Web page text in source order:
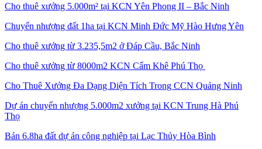
Cho thuê xưởng 5.000m² tại KCN Yên Phong II – Bắc Ninh
Chuyển nhượng đất 1ha tại KCN Minh Đức Mỹ Hào Hưng Yên
Cho thuê xưởng từ 3.235,5m2 ở Đáp Cầu, Bắc Ninh
Cho thuê xưởng từ 8000m2 KCN Cẩm Khê Phú Thọ
Cho Thuê Xưởng Đa Dạng Diện Tích Trong CCN Quảng Ninh
Dự án chuyển nhượng 5.000m2 xưởng tại KCN Trung Hà Phú
Thọ
Bán 6.8ha đất dự án công nghiệp tại Lạc Thủy Hòa Bình